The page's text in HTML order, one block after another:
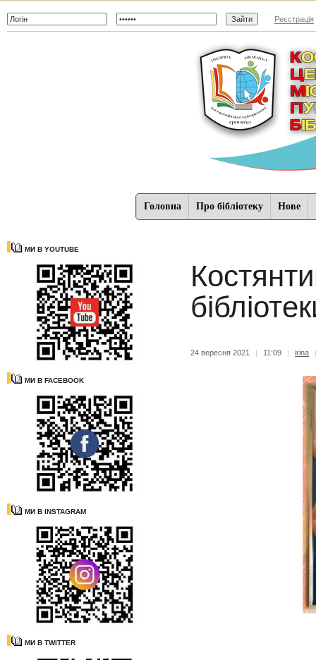
Реєстрація
Головна Про бібліотеку Нове
МИ В YOUTUBE
МИ В FACEBOOK
МИ В INSTAGRAM
МИ В TWITTER
24 вересня 2021 | 11:09 | irina